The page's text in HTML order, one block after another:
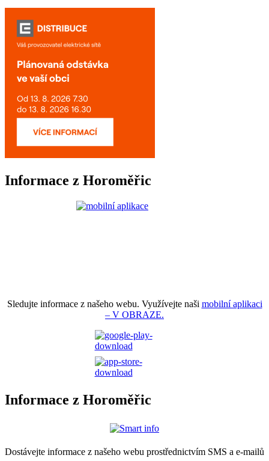
Informace z Horoměřic
Sledujte informace z našeho webu. Využívejte naši mobilní aplikaci
– V OBRAZE.
Informace z Horoměřic
Dostávejte informace z našeho webu prostřednictvím SMS a e-mailů